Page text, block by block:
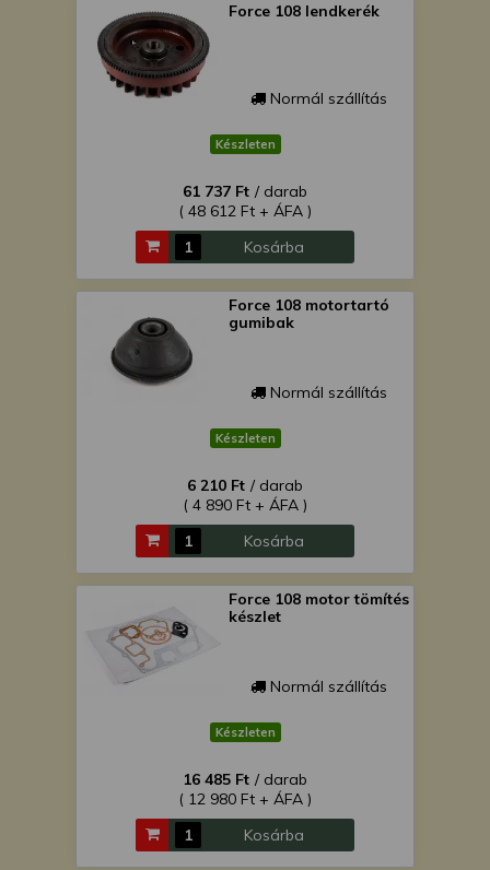
Force 108 lendkerék
Normál szállítás
Készleten
61 737 Ft / darab
( 48 612 Ft + ÁFA )
Kosárba
Force 108 motortartó
gumibak
Normál szállítás
Készleten
6 210 Ft / darab
( 4 890 Ft + ÁFA )
Kosárba
Force 108 motor tömítés
készlet
Normál szállítás
Készleten
16 485 Ft / darab
( 12 980 Ft + ÁFA )
Kosárba